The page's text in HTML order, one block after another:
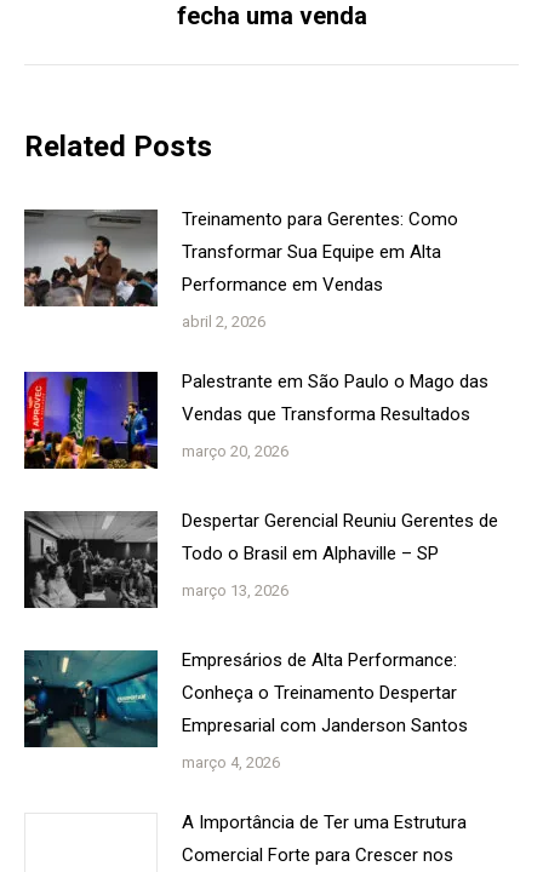
post:
fecha uma venda
Related Posts
Treinamento para Gerentes: Como
Transformar Sua Equipe em Alta
Performance em Vendas
abril 2, 2026
Palestrante em São Paulo o Mago das
Vendas que Transforma Resultados
março 20, 2026
Despertar Gerencial Reuniu Gerentes de
Todo o Brasil em Alphaville – SP
março 13, 2026
Empresários de Alta Performance:
Conheça o Treinamento Despertar
Empresarial com Janderson Santos
março 4, 2026
A Importância de Ter uma Estrutura
Comercial Forte para Crescer nos